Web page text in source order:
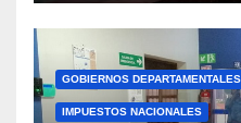
GOBIERNOS DEPARTAMENTALES
IMPUESTOS NACIONALES